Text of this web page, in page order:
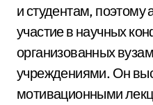
и студентам, поэтому
участие в научных
организованных
учреждениями. Он
мотивационными